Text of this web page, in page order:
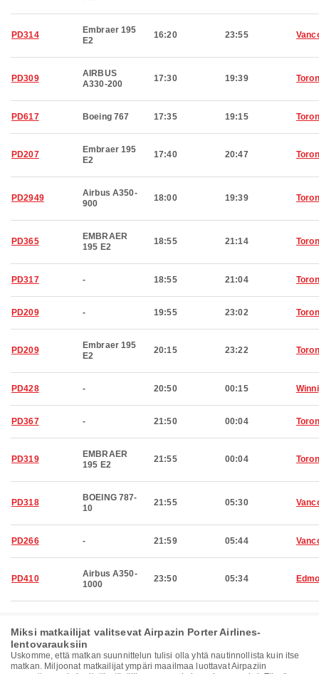
PD314
Embraer 195
E2
16:20 23:55
PD309
AIRBUS
A330-200
17:30 19:39
PD617 Boeing 767 17:35 19:15
PD207
Embraer 195
E2
17:40 20:47
PD2949
Airbus A350-
900
18:00 19:39
PD365
EMBRAER
195 E2
18:55 21:14
PD317 - 18:55 21:04
PD209 - 19:55 23:02
PD209
Embraer 195
E2
20:15 23:22
PD428 - 20:50 00:15
PD367 - 21:50 00:04
PD319
EMBRAER
195 E2
21:55 00:04
PD318
BOEING 787-
10
21:55 05:30
PD266 - 21:59 05:44
PD410
Airbus A350-
1000
23:50 05:34
Miksi matkailijat valitsevat Airpazin Porter Airlines-
lentovarauksiin
Uskomme, että matkan suunnittelun tulisi olla yhtä nautinnollista kuin itse
matkan. Miljoonat matkailijat ympäri maailmaa luottavat Airpaziin